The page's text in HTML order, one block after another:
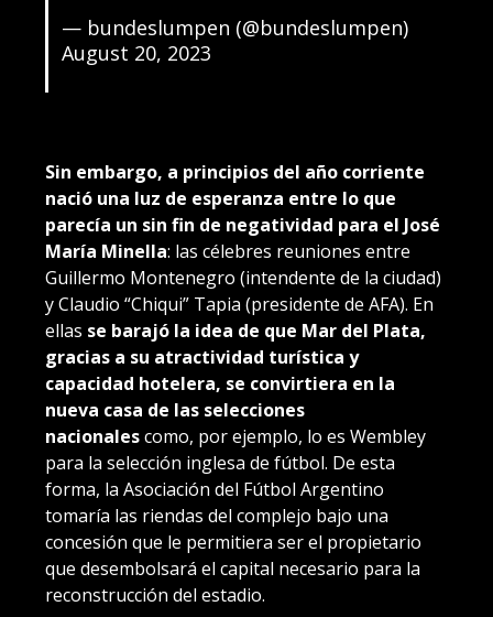
— bundeslumpen (@bundeslumpen)
August 20, 2023
Sin embargo, a principios del año corriente
nació una luz de esperanza entre lo que
parecía un sin fin de negatividad para el José
María Minella: las célebres reuniones entre
Guillermo Montenegro (intendente de la ciudad)
y Claudio “Chiqui” Tapia (presidente de AFA). En
ellas se barajó la idea de que Mar del Plata,
gracias a su atractividad turística y
capacidad hotelera, se convirtiera en la
nueva casa de las selecciones
nacionalescomo, por ejemplo, lo es Wembley
para la selección inglesa de fútbol. De esta
forma, la Asociación del Fútbol Argentino
tomaría las riendas del complejo bajo una
concesión que le permitiera ser el propietario
que desembolsará el capital necesario para la
reconstrucción del estadio.